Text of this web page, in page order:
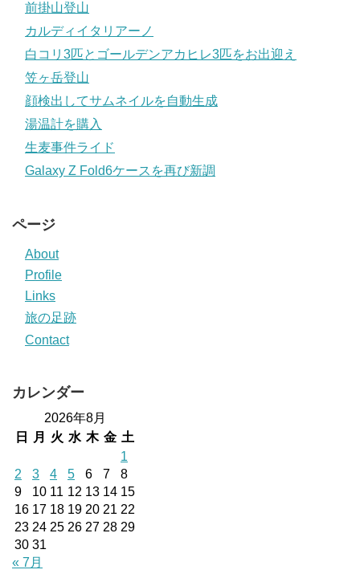
前掛山登山
カルディイタリアーノ
白コリ3匹とゴールデンアカヒレ3匹をお出迎え
笠ヶ岳登山
顔検出してサムネイルを自動生成
湯温計を購入
生麦事件ライド
Galaxy Z Fold6ケースを再び新調
ページ
About
Profile
Links
旅の足跡
Contact
カレンダー
2026年8月
日
月 火 水 木 金 土
1
2
3 4 5 6 7
8
9
10 11 12 13 14 15
16 17 18 19 20 21 22
23 24 25 26 27 28 29
30 31
« 7月